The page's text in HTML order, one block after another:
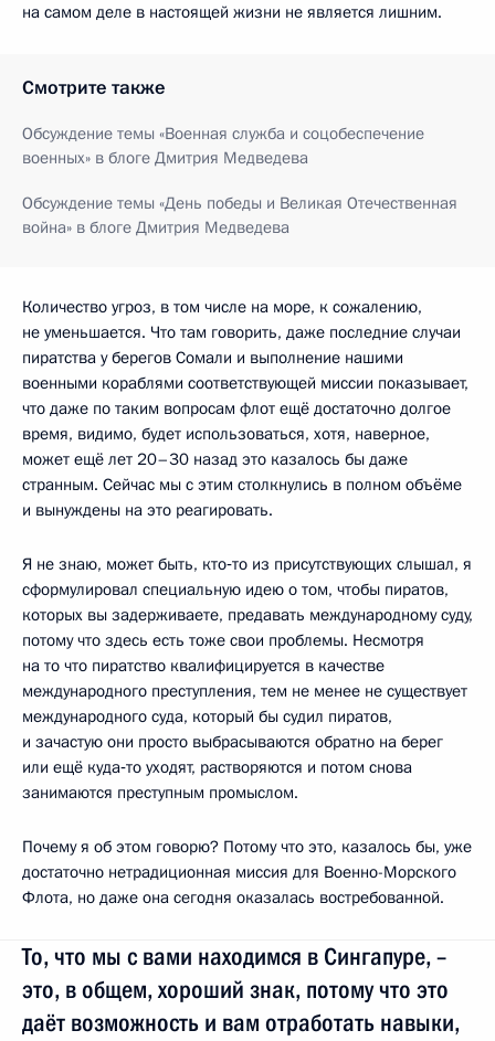
на самом деле в настоящей жизни не является лишним.
Смотрите также
Обсуждение темы «Военная служба и соцобеспечение
военных» в блоге Дмитрия Медведева
Обсуждение темы «День победы и Великая Отечественная
война» в блоге Дмитрия Медведева
Количество угроз, в том числе на море, к сожалению,
не уменьшается. Что там говорить, даже последние случаи
пиратства у берегов Сомали и выполнение нашими
военными кораблями соответствующей миссии показывает,
что даже по таким вопросам флот ещё достаточно долгое
время, видимо, будет использоваться, хотя, наверное,
может ещё лет 20–30 назад это казалось бы даже
странным. Сейчас мы с этим столкнулись в полном объёме
и вынуждены на это реагировать.
Я не знаю, может быть, кто‑то из присутствующих слышал, я
сформулировал специальную идею о том, чтобы пиратов,
которых вы задерживаете, предавать международному суду,
потому что здесь есть тоже свои проблемы. Несмотря
на то что пиратство квалифицируется в качестве
международного преступления, тем не менее не существует
международного суда, который бы судил пиратов,
и зачастую они просто выбрасываются обратно на берег
или ещё куда‑то уходят, растворяются и потом снова
занимаются преступным промыслом.
Почему я об этом говорю? Потому что это, казалось бы, уже
достаточно нетрадиционная миссия для Военно-Морского
Флота, но даже она сегодня оказалась востребованной.
То, что мы с вами находимся в Сингапуре, –
это, в общем, хороший знак, потому что это
даёт возможность и вам отработать навыки,